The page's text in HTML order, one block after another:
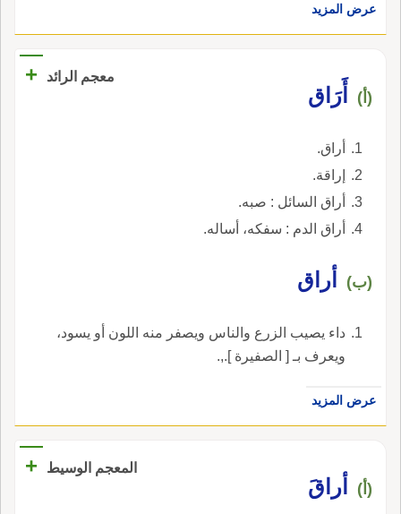
عرض المزيد
معجم الرائد +
(أ) أَرَاق
أراق.
إراقة.
أراق السائل : صبه.
أراق الدم : سفكه، أساله.
(ب) أراق
داء يصيب الزرع والناس ويصفر منه اللون أو يسود،
ويعرف بـ [ الصفيرة ].,.
عرض المزيد
المعجم الوسيط +
(أ) أراقَ